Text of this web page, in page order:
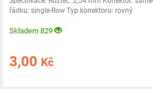
řádku: single-Row Typ konektoru: rovný
Skladem 829
3,00 Kč